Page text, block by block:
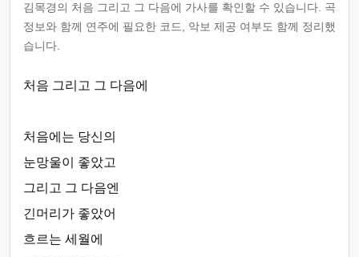
김목경의 처음 그리고 그 다음에 가사를 확인할 수 있습니다. 곡
정보와 함께 연주에 필요한 코드, 악보 제공 여부도 함께 정리했
습니다.
처음 그리고 그 다음에
처음에는 당신의
눈망울이 좋았고
그리고 그 다음엔
긴머리가 좋았어
흐르는 세월에